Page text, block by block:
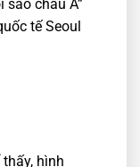
châu Á”
tế Seoul
hình